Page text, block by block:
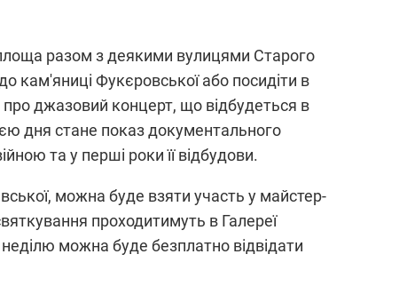
разом з деякими вулицями Старого
кам'яниці Фукєровської або посидіти в
джазовий концерт, що відбудеться в
дня стане показ документального
та у перші роки її відбудови.
можна буде взяти участь у майстер-
проходитимуть в Галереї
можна буде безплатно відвідати